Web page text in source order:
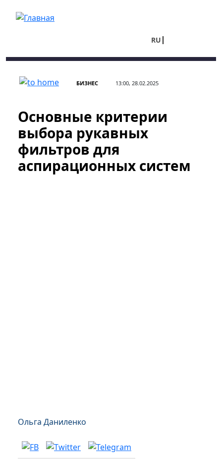
RU
БИЗНЕС 13:00, 28.02.2025
Основные критерии
выбора рукавных
фильтров для
аспирационных систем
Ольга Даниленко